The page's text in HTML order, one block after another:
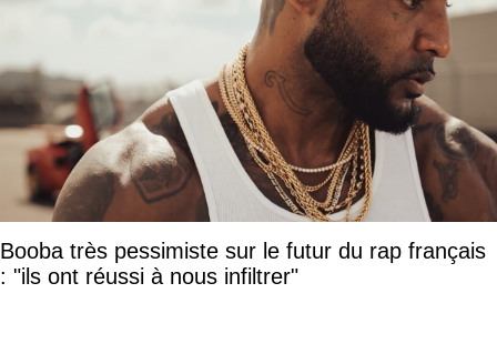
Booba très pessimiste sur le futur du rap français
: "ils ont réussi à nous infiltrer"